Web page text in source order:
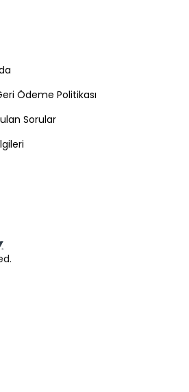
Ödeme Politikası
Sorular